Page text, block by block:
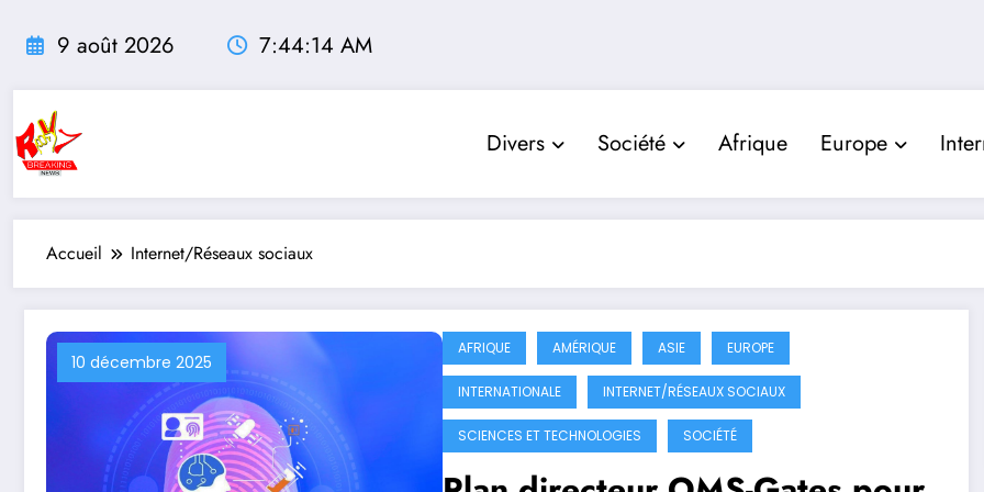
9 août 2026 7:44:16 AM
Divers Société Afrique Europe
Accueil Internet/Réseaux sociaux
10 décembre 2025
AFRIQUE AMÉRIQUE ASIE EUROPE
INTERNATIONALE INTERNET/RÉSEAUX SOCIAUX
SCIENCES ET TECHNOLOGIES SOCIÉTÉ